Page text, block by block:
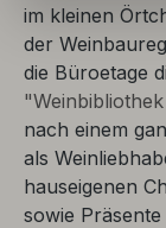
im kleinen
der
die Büroetage
nach einem
als
hauseigenen
sowie